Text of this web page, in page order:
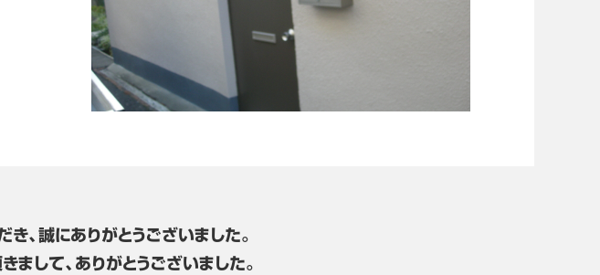
、誠にありがとうございました。
して、ありがとうございました。